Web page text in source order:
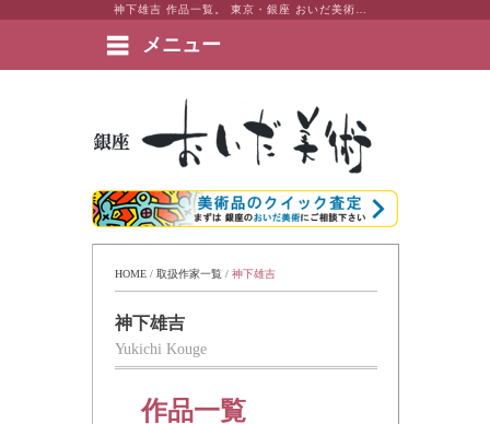
メニュー
絵画など美術品の販売と買取 | 東京・銀座 おいだ美術
HOME / 取扱作家一覧 / 神下雄吉
神下雄吉
Yukichi Kouge
作品一覧